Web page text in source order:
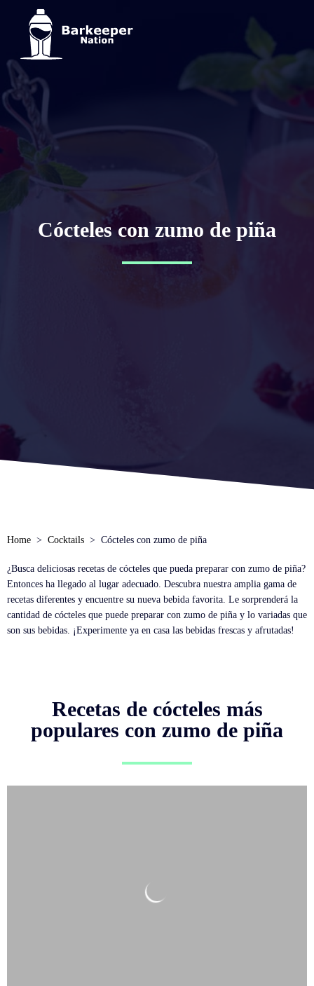
Cócteles con zumo de piña
Home Cocktails Cócteles con zumo de piña
¿Busca deliciosas recetas de cócteles que pueda preparar con zumo de piña?
Entonces ha llegado al lugar adecuado. Descubra nuestra amplia gama de
recetas diferentes y encuentre su nueva bebida favorita. Le sorprenderá la
cantidad de cócteles que puede preparar con zumo de piña y lo variadas que
son sus bebidas. ¡Experimente ya en casa las bebidas frescas y afrutadas!
Recetas de cócteles más
populares con zumo de piña